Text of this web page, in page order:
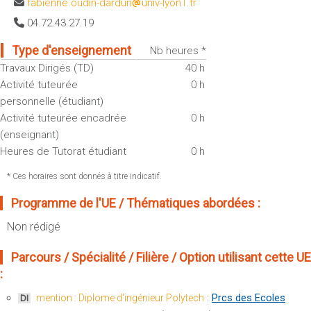
Sportives)
UFR FS (Chimie, Mathématique, Physique)
UFR Biosciences (Biologie, Biochimie)
GEP (Génie Electrique des Procédés - Département composante)
Informatique (Département Composante)
Mécanique (Département composante)
Fermer
OUTILS
Intranet des personnels
Moodle
Emploi du temps
Messagerie
Stage et emploi
de Compétences
Fermer
fabienne.oudin-dardun
univ-lyon1.fr
04.72.43.27.19
Type d'enseignement
Nb heures *
Travaux Dirigés (TD)
40 h
Activité tuteurée
personnelle (étudiant)
0 h
Activité tuteurée encadrée
(enseignant)
0 h
Heures de Tutorat étudiant 0 h
* Ces horaires sont donnés à titre indicatif.
Programme de l'UE / Thématiques abordées :
Non rédigé
Parcours / Spécialité / Filière / Option utilisant cette UE
:
DI mention : Diplome d'ingénieur Polytech : Prcs des Ecoles